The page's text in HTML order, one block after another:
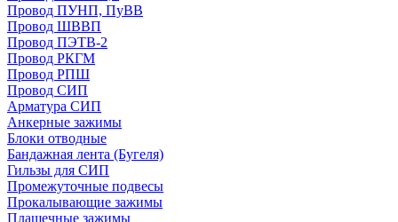
Провод ПУНП, ПуВВ
Провод ШВВП
Провод ПЭТВ-2
Провод РКГМ
Провод РПШ
Провод СИП
Арматура СИП
Анкерные зажимы
Блоки отводные
Бандажная лента (Бугеля)
Гильзы для СИП
Промежуточные подвесы
Прокалывающие зажимы
Плашечные зажимы